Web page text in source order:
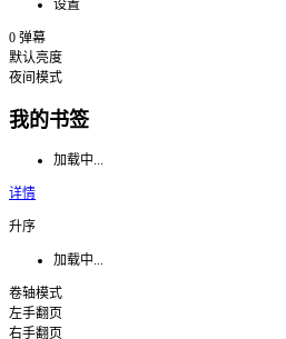
设置
0 弹幕
默认亮度
夜间模式
我的书签
加载中...
详情
升序
加载中...
卷轴模式
左手翻页
右手翻页